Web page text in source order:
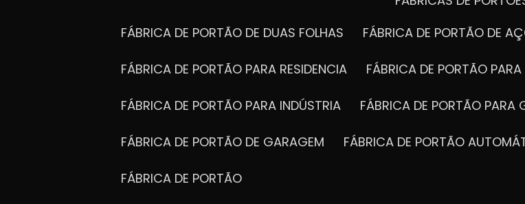
FÁBRICA DE PORTÃO DE DUAS FOLHAS
FÁBRICA DE PORTÃO DE
FÁBRICA DE PORTÃO PARA RESIDENCIA FÁBRICA DE PORTÃO
FÁBRICA DE PORTÃO PARA INDÚSTRIA FÁBRICA DE PORTÃO PARA
FÁBRICA DE PORTÃO DE GARAGEM FÁBRICA DE PORTÃO
FÁBRICA DE PORTÃO